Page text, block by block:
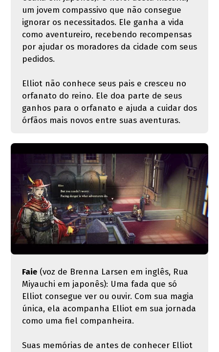
um jovem compassivo que não consegue
ignorar os necessitados. Ele ganha a vida
como aventureiro, recebendo recompensas
por ajudar os moradores da cidade com seus
pedidos.
Elliot não conhece seus pais e cresceu no
orfanato do reino. Ele doa parte de seus
ganhos para o orfanato e ajuda a cuidar dos
órfãos mais novos entre suas aventuras.
Faie(voz de Brenna Larsen em inglês, Rua
Miyauchi em japonês): Uma fada que só
Elliot consegue ver ou ouvir. Com sua magia
única, ela acompanha Elliot em sua jornada
como uma fiel companheira.
Suas memórias de antes de conhecer Elliot